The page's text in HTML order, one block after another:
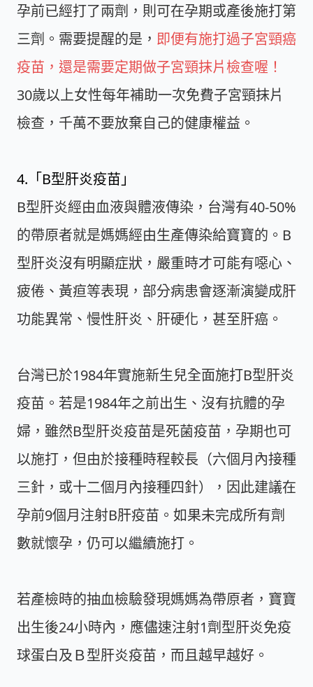
孕前已經打了兩劑，則可在孕期或產後施打第
三劑。需要提醒的是， 即便有施打過子宮頸癌
疫苗，還是需要定期做子宮頸抹片檢查喔！
30歲以上女性每年補助一次免費子宮頸抹片
檢查，千萬不要放棄自己的健康權益。
4.「B型肝炎疫苗」
B型肝炎經由血液與體液傳染，台灣有40-50%
的帶原者就是媽媽經由生產傳染給寶寶的。B
型肝炎沒有明顯症狀，嚴重時才可能有噁心、
疲倦、黃疸等表現，部分病患會逐漸演變成肝
功能異常、慢性肝炎、肝硬化，甚至肝癌。
台灣已於1984年實施新生兒全面施打B型肝炎
疫苗。若是1984年之前出生、沒有抗體的孕
婦，雖然B型肝炎疫苗是死菌疫苗，孕期也可
以施打，但由於接種時程較長（六個月內接種
三針，或十二個月內接種四針），因此建議在
孕前9個月注射B肝疫苗。如果未完成所有劑
數就懷孕，仍可以繼續施打。
若產檢時的抽血檢驗發現媽媽為帶原者，寶寶
出生後24小時內，應儘速注射1劑型肝炎免疫
球蛋白及Ｂ型肝炎疫苗，而且越早越好。